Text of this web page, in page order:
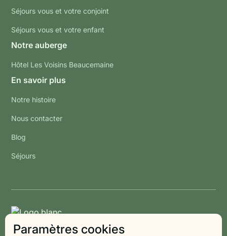
Séjours vous et votre conjoint
Séjours vous et votre enfant
Notre auberge
Hôtel Les Voisins Beaucemaine
En savoir plus
Notre histoire
Nous contacter
Blog
Séjours
Paramètres cookies